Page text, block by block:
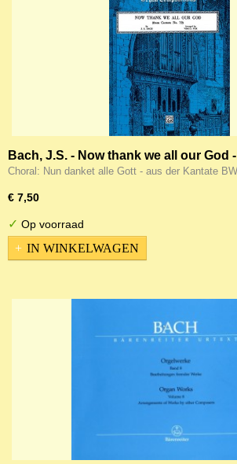
Bach, J.S. - Now thank we all our God
nu allen God (arr. Virgil Fox)
Choral: Nun danket alle Gott - aus der Kantate
€ 7,50
✓ Op voorraad
IN WINKELWAGEN